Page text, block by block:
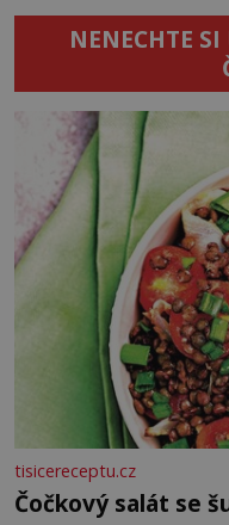
NENECHTE
tisicereceptu.cz
Čočkový salát se